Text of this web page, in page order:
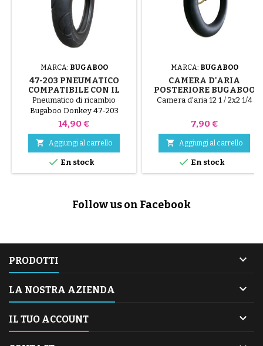
MARCA: BUGABOO
47-203 PNEUMATICO
COMPATIBILE CON IL
PASSEGGINO BUGABOO
DONKEY - PER RUOTA
POSTERIORE
Pneumatico di ricambio
Bugaboo Donkey 47-203
Pneumatico compatibile con la
passeggino Bugaboo Donkey.
Questo pneumatico nel formato
47-203 (12 pollici) consente di
sostituire uno pneumatico
inclusa.
Prezzo
14,90 €
 Aggiungi al carrello
 En stock
MARCA: BUGABOO
CAMERA D'ARIA
POSTERIORE BUGABOO
GECKO
Camera d'aria 12 1 / 2x2 1/4
Prezzo
7,90 €
 Aggiungi al carrello
 En stock
Follow us on Facebook
PRODOTTI 
LA NOSTRA AZIENDA 
IL TUO ACCOUNT 